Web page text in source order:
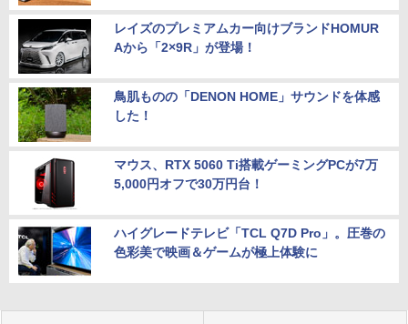
レイズのプレミアムカー向けブランドHOMUR
Aから「2×9R」が登場！
鳥肌ものの「DENON HOME」サウンドを体感
した！
マウス、RTX 5060 Ti搭載ゲーミングPCが7万
5,000円オフで30万円台！
ハイグレードテレビ「TCL Q7D Pro」。圧巻の
色彩美で映画＆ゲームが極上体験に